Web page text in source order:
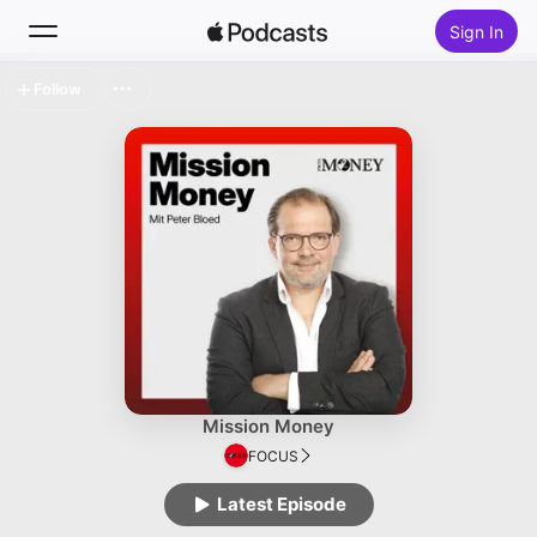
Sign In
Mission Money
FOCUS
Latest Episode